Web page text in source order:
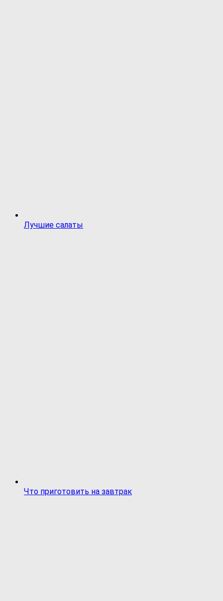
Лучшие салаты
Что приготовить на завтрак